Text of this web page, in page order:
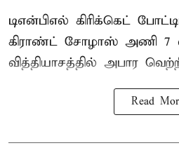
டிஎன்பிஎல் கிரிக்கெட்
கிராண்ட் சோழாஸ் அணி 7
வித்தியாசத்தில் அபார
Read